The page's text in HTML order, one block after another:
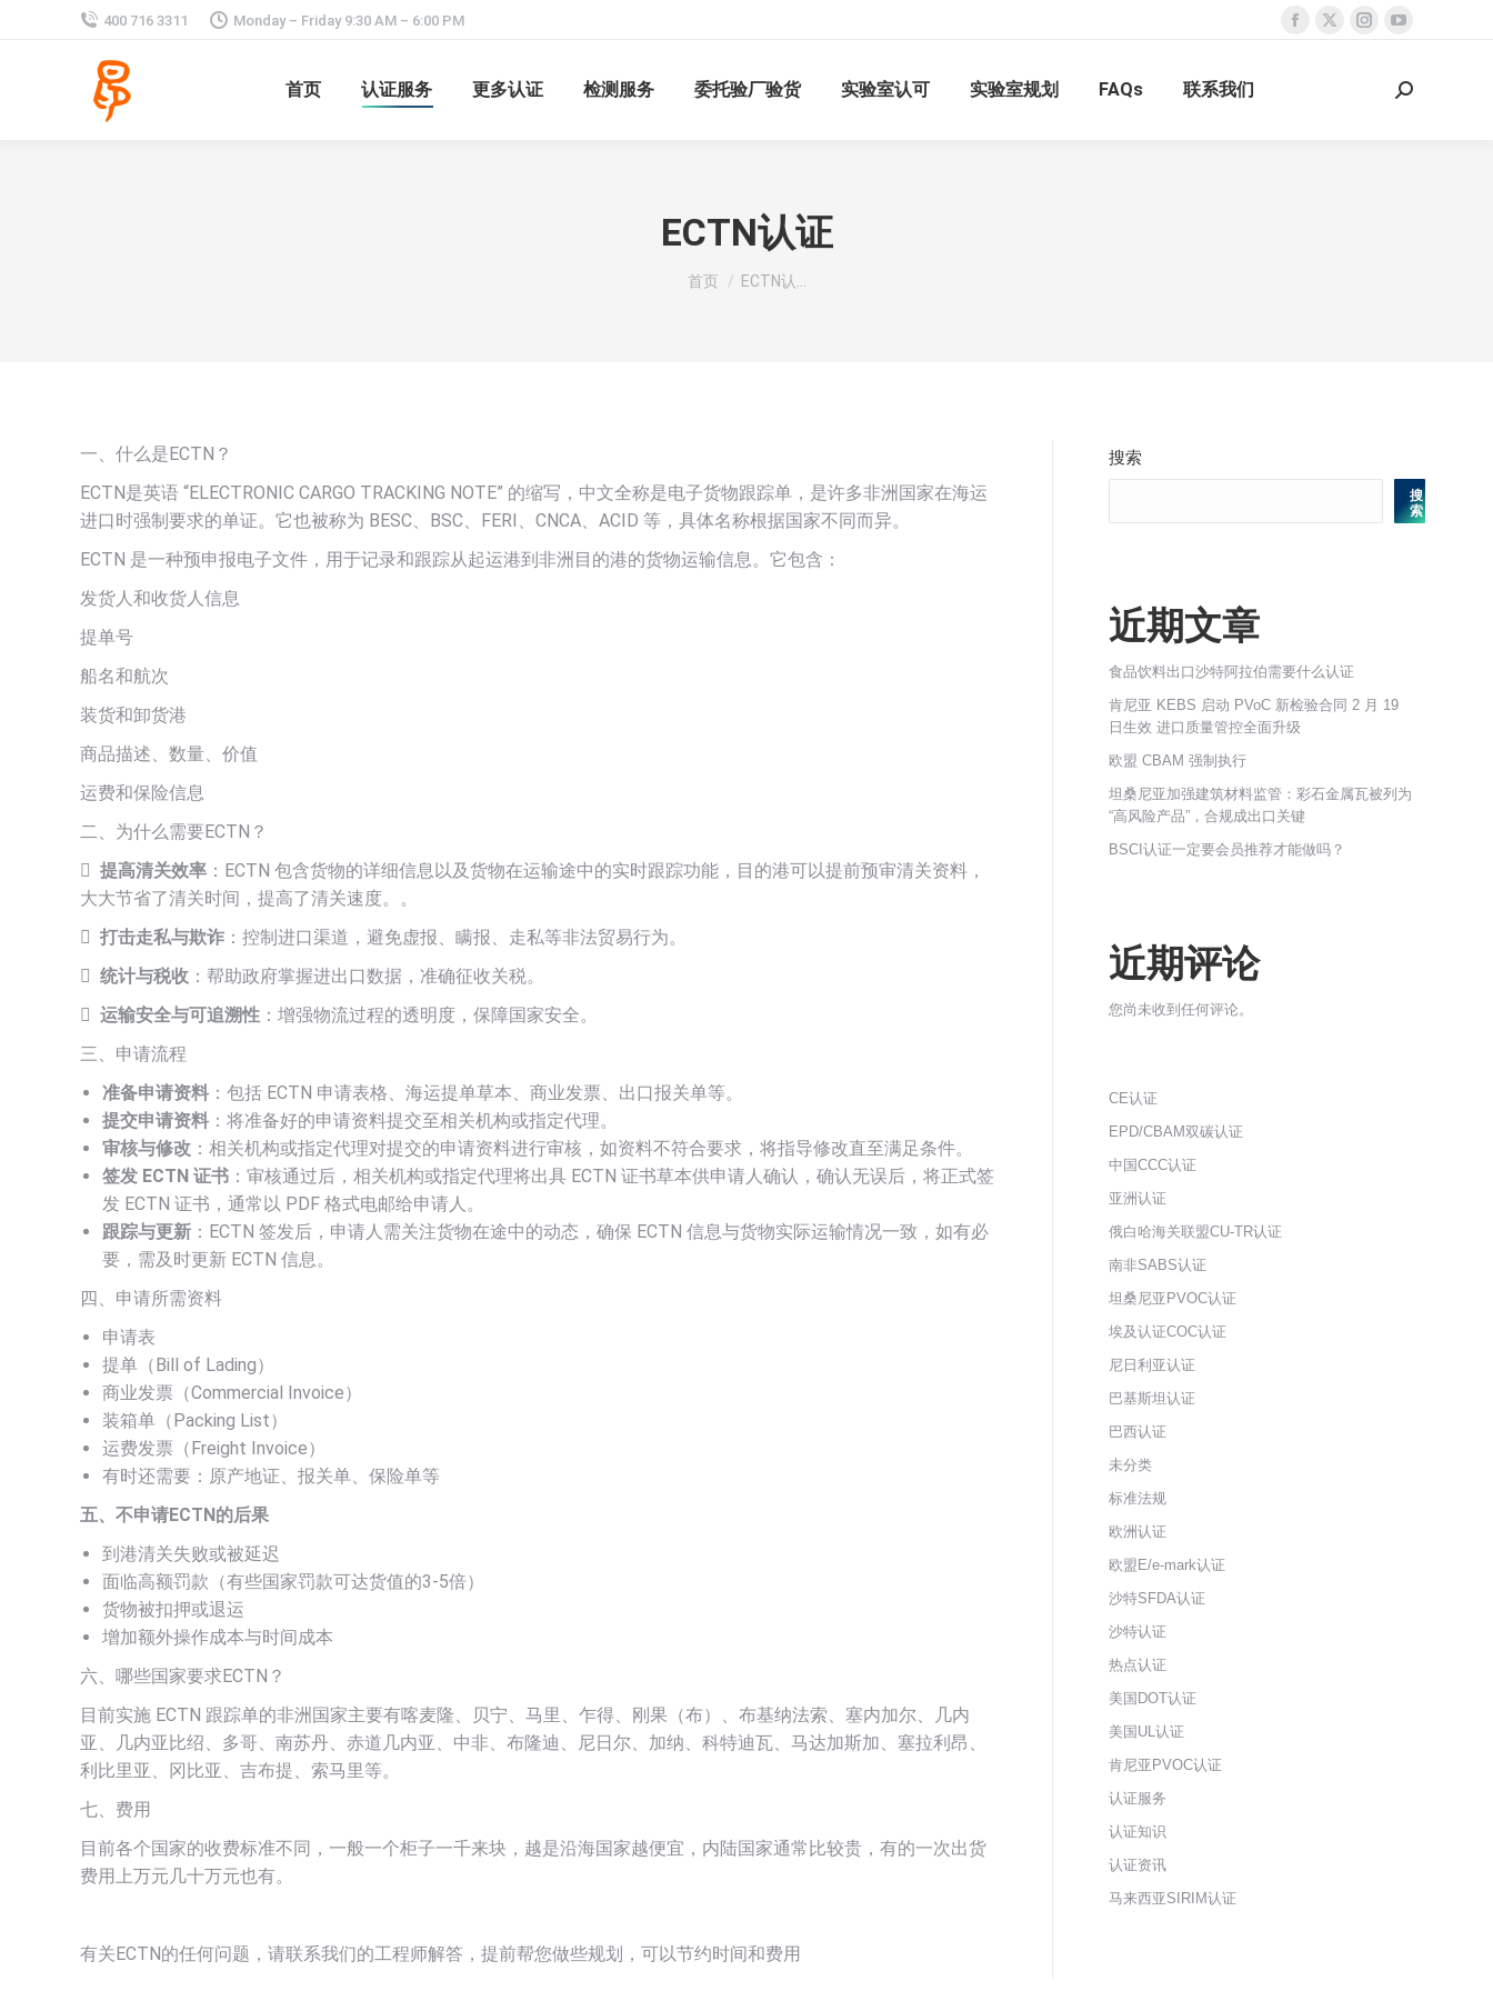
400 716 3311 Monday – Friday 9:30 AM – 6:00 PM
Facebook
X
Instagram
opens
YouTube
opens
首页 认证服务 更多认证 检测服务 委托验厂验货 实验室认可 实验室规划 FAQs 联系我们 Search:
ECTN认证
您在这里：
首页 ECTN认…
一、什么是ECTN？
ECTN是英语 “ELECTRONIC CARGO TRACKING NOTE” 的缩写，中文全称是电子货物跟踪单，是许多非洲国家在海运
进口时强制要求的单证。它也被称为 BESC、BSC、FERI、CNCA、ACID 等，具体名称根据国家不同而异。
ECTN 是一种预申报电子文件，用于记录和跟踪从起运港到非洲目的港的货物运输信息。它包含：
发货人和收货人信息
提单号
船名和航次
装货和卸货港
商品描述、数量、价值
运费和保险信息
二、为什么需要ECTN？
 提高清关效率 ：ECTN 包含货物的详细信息以及货物在运输途中的实时跟踪功能，目的港可以提前预审清关资料，
大大节省了清关时间，提高了清关速度。。
 打击走私与欺诈 ：控制进口渠道，避免虚报、瞒报、走私等非法贸易行为。
 统计与税收 ：帮助政府掌握进出口数据，准确征收关税。
 运输安全与可追溯性 ：增强物流过程的透明度，保障国家安全。
三、申请流程
准备申请资料 ：包括 ECTN 申请表格、海运提单草本、商业发票、出口报关单等。
提交申请资料 ：将准备好的申请资料提交至相关机构或指定代理。
审核与修改 ：相关机构或指定代理对提交的申请资料进行审核，如资料不符合要求，将指导修改直至满足条件。
签发 ECTN 证书 ：审核通过后，相关机构或指定代理将出具 ECTN 证书草本供申请人确认，确认无误后，将正式签
发 ECTN 证书，通常以 PDF 格式电邮给申请人。
跟踪与更新 ：ECTN 签发后，申请人需关注货物在途中的动态，确保 ECTN 信息与货物实际运输情况一致，如有必
要，需及时更新 ECTN 信息。
四、申请所需资料
申请表
提单（Bill of Lading）
商业发票（Commercial Invoice）
装箱单（Packing List）
运费发票（Freight Invoice）
有时还需要：原产地证、报关单、保险单等
五、不申请ECTN的后果
到港清关失败或被延迟
面临高额罚款（有些国家罚款可达货值的3-5倍）
货物被扣押或退运
增加额外操作成本与时间成本
六、哪些国家要求ECTN？
目前实施 ECTN 跟踪单的非洲国家主要有喀麦隆、贝宁、马里、乍得、刚果（布）、布基纳法索、塞内加尔、几内
亚、几内亚比绍、多哥、南苏丹、赤道几内亚、中非、布隆迪、尼日尔、加纳、科特迪瓦、马达加斯加、塞拉利昂、
利比里亚、冈比亚、吉布提、索马里等。
七、费用
目前各个国家的收费标准不同，一般一个柜子一千来块，越是沿海国家越便宜，内陆国家通常比较贵，有的一次出货
费用上万元几十万元也有。
有关ECTN的任何问题，请联系我们的工程师解答，提前帮您做些规划，可以节约时间和费用
搜索
搜
索
近期文章
食品饮料出口沙特阿拉伯需要什么认证
肯尼亚 KEBS 启动 PVoC 新检验合同 2 月 19
日生效 进口质量管控全面升级
欧盟 CBAM 强制执行
坦桑尼亚加强建筑材料监管：彩石金属瓦被列为
“高风险产品”，合规成出口关键
BSCI认证一定要会员推荐才能做吗？
近期评论
您尚未收到任何评论。
CE认证
EPD/CBAM双碳认证
中国CCC认证
亚洲认证
俄白哈海关联盟CU-TR认证
南非SABS认证
坦桑尼亚PVOC认证
埃及认证COC认证
尼日利亚认证
巴基斯坦认证
巴西认证
未分类
标准法规
欧洲认证
欧盟E/e-mark认证
沙特SFDA认证
沙特认证
热点认证
美国DOT认证
美国UL认证
肯尼亚PVOC认证
认证服务
认证知识
认证资讯
马来西亚SIRIM认证